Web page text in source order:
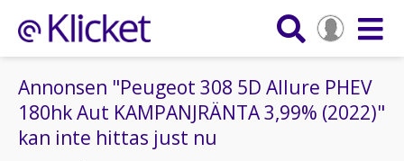
Annonsen "Peugeot 308 5D Allure PHEV
180hk Aut KAMPANJRÄNTA 3,99% (2022)"
kan inte hittas just nu